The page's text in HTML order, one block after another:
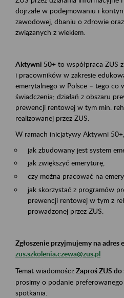
dojrzałe w podejmowaniu i
zawodowej, dbaniu o zdrowie
związanych z wiekiem.
Aktywni 50+ to współpraca ZUS
i pracowników w zakresie
emerytalnego w Polsce – tego co
świadczenia; działań z obszaru
prewencji rentowej w tym min.
realizowanej przez ZUS.
W ramach inicjatywy Aktywni
jak zbudowany jest system
jak zwiększyć emeryturę,
czy można pracować na
jak skorzystać z programów
prewencji rentowej w tym z
prowadzonej przez ZUS.
Zgłoszenie przyjmujemy na adres
zus.szkolenia.czewa@zus.pl
Temat wiadomości:Zaproś ZUS
prosimy o podanie
spotkania.